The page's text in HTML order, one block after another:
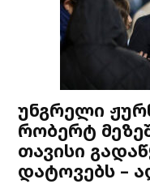
უნგრელი
რობერტ
თავისი
დატოვებს –